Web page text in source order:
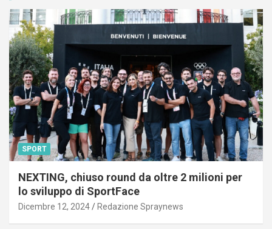
SPORT
NEXTING, chiuso round da oltre 2 milioni per
lo sviluppo di SportFace
Dicembre 12, 2024 Redazione Spraynews